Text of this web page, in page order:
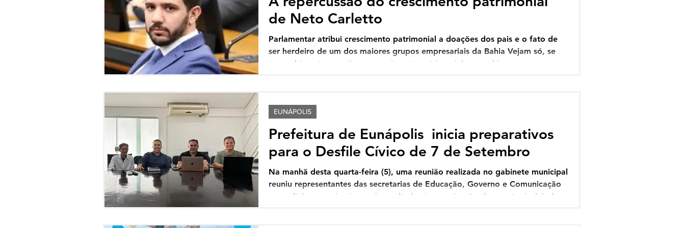
de Neto Carletto
Parlamentar atribui crescimento patrimonial a doações dos pais e o fato de
ser herdeiro de um dos maiores grupos empresariais da Bahia Vejam só, se
tem cabimento questionar crescimento patrimonial mega, hiper, super em
para algo em torno de 34,3 milhões neste ano
Prefeitura de Eunápolis inicia preparativos
para o Desfile Cívico de 7 de Setembro
Na manhã desta quarta-feira (5), uma reunião realizada no gabinete municipal
reuniu representantes das secretarias de Educação, Governo e Comunicação
para alinhar as primeiras ações voltadas à organização do evento, incluindo
EUNÁPOLIS